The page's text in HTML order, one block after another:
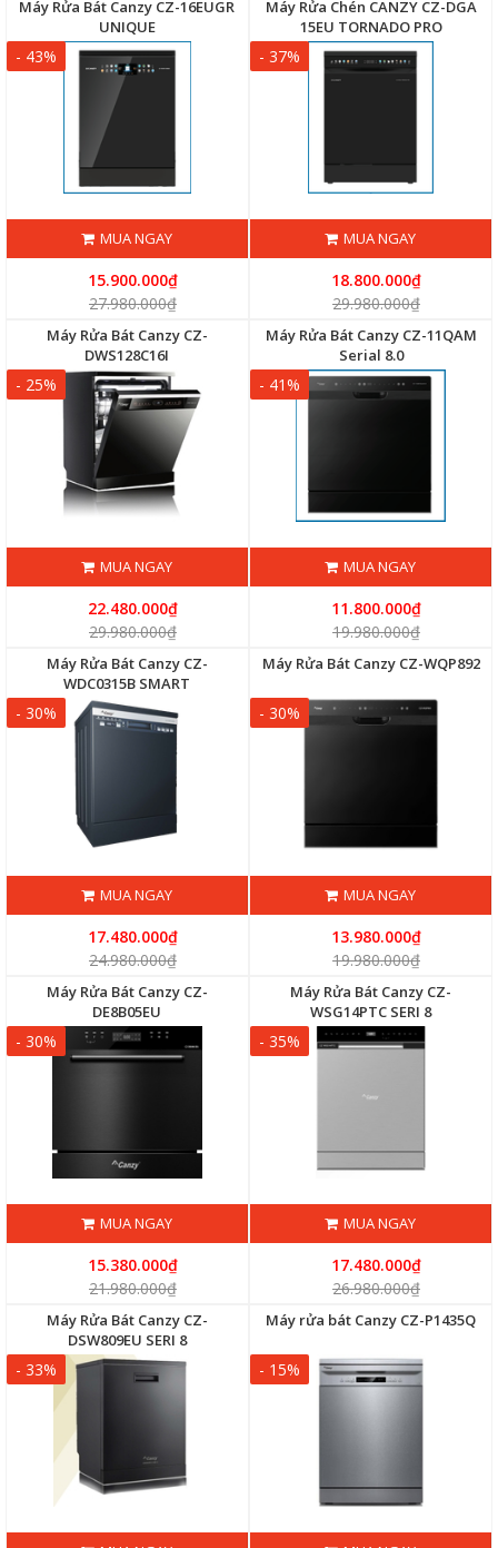
Máy Rửa Bát Canzy CZ-16EUGR
UNIQUE
- 43%
MUA NGAY
15.900.000₫
27.980.000₫
Máy Rửa Chén CANZY CZ-DGA
15EU TORNADO PRO
- 37%
MUA NGAY
18.800.000₫
29.980.000₫
Máy Rửa Bát Canzy CZ-
DWS128C16I
- 25%
MUA NGAY
22.480.000₫
29.980.000₫
Máy Rửa Bát Canzy CZ-11QAM
Serial 8.0
- 41%
MUA NGAY
11.800.000₫
19.980.000₫
Máy Rửa Bát Canzy CZ-
WDC0315B SMART
- 30%
MUA NGAY
17.480.000₫
24.980.000₫
Máy Rửa Bát Canzy CZ-WQP892
- 30%
MUA NGAY
13.980.000₫
19.980.000₫
Máy Rửa Bát Canzy CZ-
DE8B05EU
- 30%
MUA NGAY
15.380.000₫
21.980.000₫
Máy Rửa Bát Canzy CZ-
WSG14PTC SERI 8
- 35%
MUA NGAY
17.480.000₫
26.980.000₫
Máy Rửa Bát Canzy CZ-
DSW809EU SERI 8
- 33%
Máy rửa bát Canzy CZ-P1435Q
- 15%